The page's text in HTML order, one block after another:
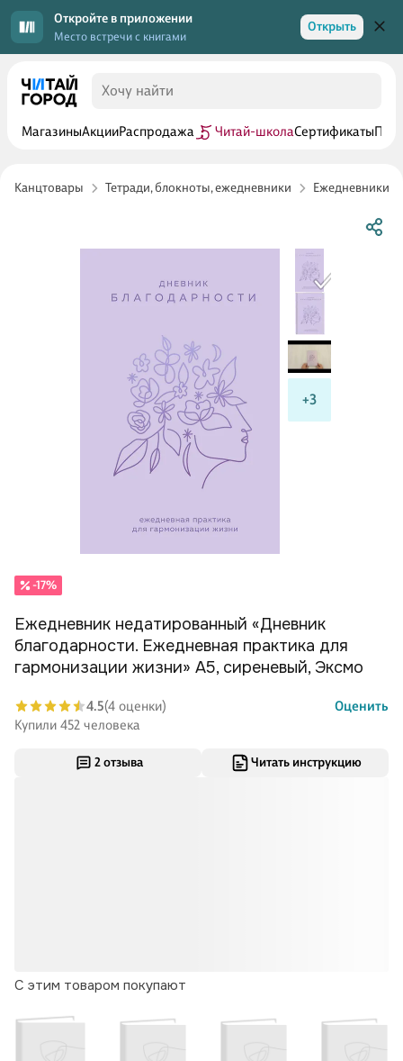
Откройте в приложении
Место встречи с книгами
Открыть
МагазиныАкцииРаспродажа Читай-школаСертификаты
Канцтовары Тетради, блокноты, ежедневники Ежедневники
+3
2 отзыва Читать инструкцию
С этим товаром покупают
-17%
Ежедневник недатированный «Дневник
благодарности. Ежедневная практика для
гармонизации жизни» А5, сиреневый, Эксмо
4.5(4 оценки)
Оценить
Купили 452 человека